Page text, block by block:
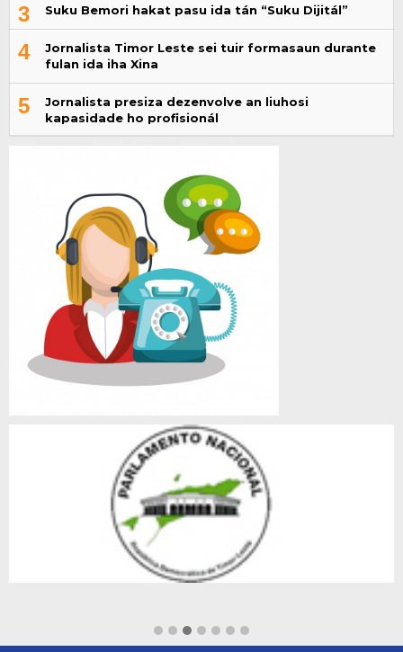
3 Suku Bemori hakat pasu ida tán “Suku Dijitál”
4
Jornalista Timor Leste sei tuir formasaun durante
fulan ida iha Xina
5
Jornalista presiza dezenvolve an liuhosi
kapasidade ho profisionál